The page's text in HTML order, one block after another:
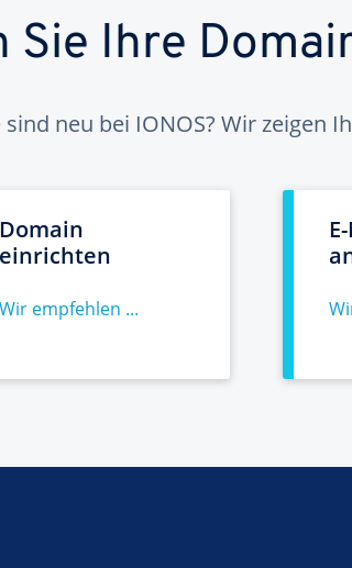
Sie Ihre
sind neu bei IONOS? Wir zeigen
Domain
einrichten
Wir empfehlen ...